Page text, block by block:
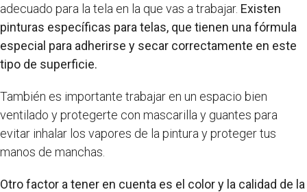
adecuado para la tela en la que vas a trabajar. Existen
pinturas específicas para telas, que tienen una fórmula
especial para adherirse y secar correctamente en este
tipo de superficie.
También es importante trabajar en un espacio bien
ventilado y protegerte con mascarilla y guantes para
evitar inhalar los vapores de la pintura y proteger tus
manos de manchas.
Otro factor a tener en cuenta es el color y la calidad de la